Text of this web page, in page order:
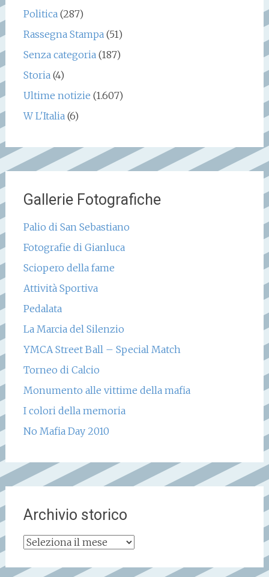
Politica (287)
Rassegna Stampa (51)
Senza categoria (187)
Storia (4)
Ultime notizie (1.607)
W L'Italia (6)
Gallerie Fotografiche
Palio di San Sebastiano
Fotografie di Gianluca
Sciopero della fame
Attività Sportiva
Pedalata
La Marcia del Silenzio
YMCA Street Ball – Special Match
Torneo di Calcio
Monumento alle vittime della mafia
I colori della memoria
No Mafia Day 2010
Archivio storico
Archivio